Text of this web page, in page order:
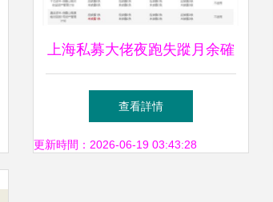
上海私募大佬夜跑失蹤月余確
認離世，旗下基金清算引行業
震蕩
查看詳情
更新時間：2026-06-19 03:43:28